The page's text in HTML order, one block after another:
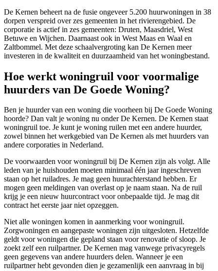
De Kernen beheert na de fusie ongeveer 5.200 huurwoningen in 38
dorpen verspreid over zes gemeenten in het rivierengebied. De
corporatie is actief in zes gemeenten: Druten, Maasdriel, West
Betuwe en Wijchen. Daarnaast ook in West Maas en Waal en
Zaltbommel. Met deze schaalvergroting kan De Kernen meer
investeren in de kwaliteit en duurzaamheid van het woningbestand.
Hoe werkt woningruil voor voormalige
huurders van De Goede Woning?
Ben je huurder van een woning die voorheen bij De Goede Woning
hoorde? Dan valt je woning nu onder De Kernen. De Kernen staat
woningruil toe. Je kunt je woning ruilen met een andere huurder,
zowel binnen het werkgebied van De Kernen als met huurders van
andere corporaties in Nederland.
De voorwaarden voor woningruil bij De Kernen zijn als volgt. Alle
leden van je huishouden moeten minimaal één jaar ingeschreven
staan op het ruiladres. Je mag geen huurachterstand hebben. Er
mogen geen meldingen van overlast op je naam staan. Na de ruil
krijg je een nieuw huurcontract voor onbepaalde tijd. Je mag dit
contract het eerste jaar niet opzeggen.
Niet alle woningen komen in aanmerking voor woningruil.
Zorgwoningen en aangepaste woningen zijn uitgesloten. Hetzelfde
geldt voor woningen die gepland staan voor renovatie of sloop. Je
zoekt zelf een ruilpartner. De Kernen mag vanwege privacyregels
geen gegevens van andere huurders delen. Wanneer je een
ruilpartner hebt gevonden dien je gezamenlijk een aanvraag in bij